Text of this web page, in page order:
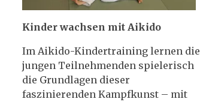
Kinder wachsen mit Aikido
Im Aikido-Kindertraining lernen die
jungen Teilnehmenden spielerisch
die Grundlagen dieser
faszinierenden Kampfkunst – mit